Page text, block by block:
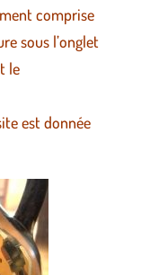
comprise
sous l’onglet
le
est donnée